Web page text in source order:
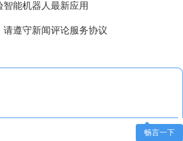
能机器人最新应用
遵守新闻评论服务协议
畅言一下